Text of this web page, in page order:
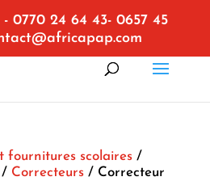
- 0770 24 64 43- 0657 45
fournitures scolaires/
Correcteurs/ Correcteur